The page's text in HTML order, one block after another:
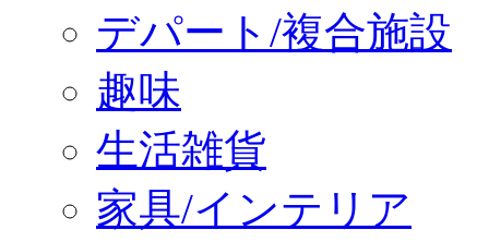
デパート/複合施設
趣味
生活雑貨
家具/インテリア